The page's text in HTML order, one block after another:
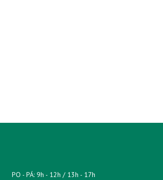
PO - PÁ: 9h - 12h / 13h - 17h